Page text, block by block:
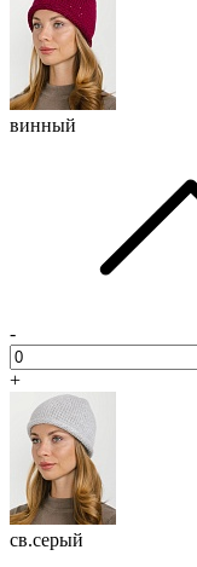
винный
-
+
св.серый